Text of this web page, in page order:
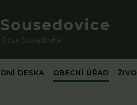
Sousedovice
DESKA OBECNÍ ÚŘAD